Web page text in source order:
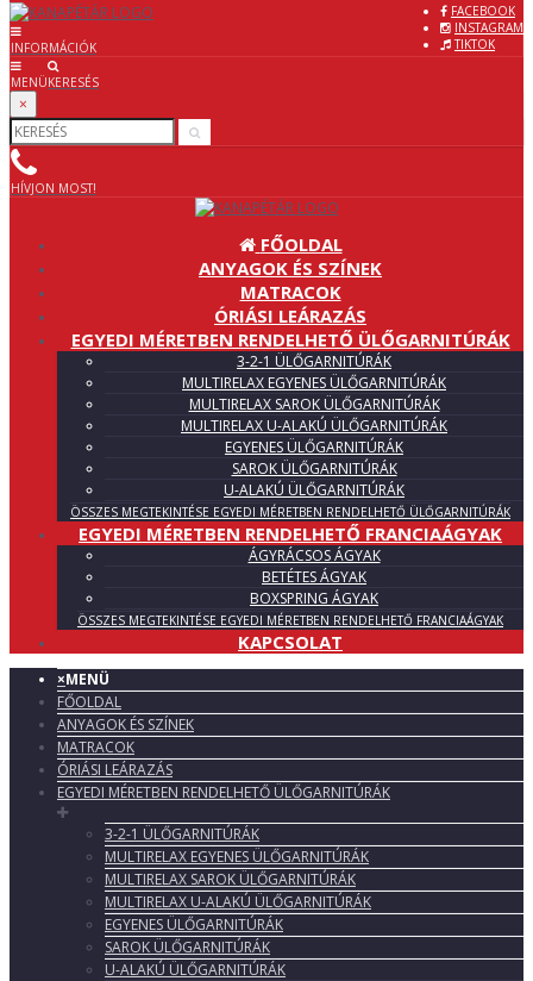
FACEBOOK
INSTAGRAM
TIKTOK
INFORMÁCIÓK
MENÜKERESÉS
×
HÍVJON MOST!
FŐOLDAL
ANYAGOK ÉS SZÍNEK
MATRACOK
ÓRIÁSI LEÁRAZÁS
EGYEDI MÉRETBEN RENDELHETŐ ÜLŐGARNITÚRÁK
3-2-1 ÜLŐGARNITÚRÁK
MULTIRELAX EGYENES ÜLŐGARNITÚRÁK
MULTIRELAX SAROK ÜLŐGARNITÚRÁK
MULTIRELAX U-ALAKÚ ÜLŐGARNITÚRÁK
EGYENES ÜLŐGARNITÚRÁK
SAROK ÜLŐGARNITÚRÁK
U-ALAKÚ ÜLŐGARNITÚRÁK
ÖSSZES MEGTEKINTÉSE EGYEDI MÉRETBEN RENDELHETŐ ÜLŐGARNITÚRÁK
EGYEDI MÉRETBEN RENDELHETŐ FRANCIAÁGYAK
ÁGYRÁCSOS ÁGYAK
BETÉTES ÁGYAK
BOXSPRING ÁGYAK
ÖSSZES MEGTEKINTÉSE EGYEDI MÉRETBEN RENDELHETŐ FRANCIAÁGYAK
KAPCSOLAT
×MENÜ
FŐOLDAL
ANYAGOK ÉS SZÍNEK
MATRACOK
ÓRIÁSI LEÁRAZÁS
EGYEDI MÉRETBEN RENDELHETŐ ÜLŐGARNITÚRÁK
3-2-1 ÜLŐGARNITÚRÁK
MULTIRELAX EGYENES ÜLŐGARNITÚRÁK
MULTIRELAX SAROK ÜLŐGARNITÚRÁK
MULTIRELAX U-ALAKÚ ÜLŐGARNITÚRÁK
EGYENES ÜLŐGARNITÚRÁK
SAROK ÜLŐGARNITÚRÁK
U-ALAKÚ ÜLŐGARNITÚRÁK